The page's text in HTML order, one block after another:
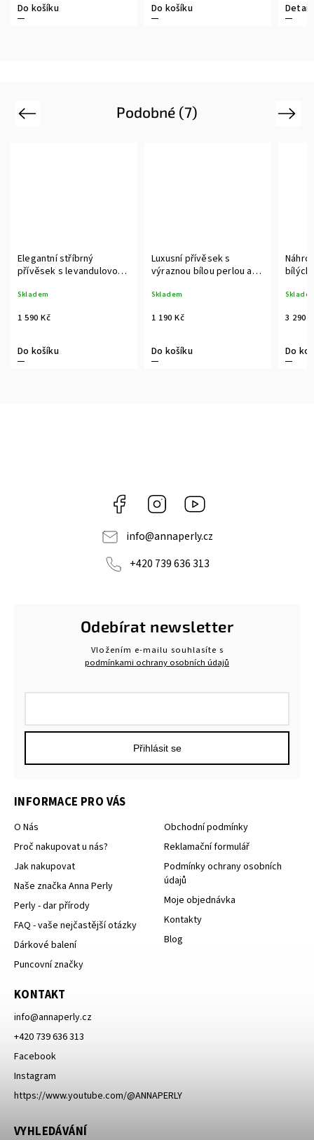
Do košíku Do košíku Detail
Podobné (7)
Previous
Elegantní stříbrný
přívěsek s levandulovou
se zdobným prvkem a
Skladem
1 590 Kč
Do košíku
Luxusní přívěsek s
výraznou bílou perlou a
Skladem
1 190 Kč
Do košíku
bílých
3 290
Do
Next
Facebook Instagram
info@annaperly.cz
+420 739 636 313
INFORMACE PRO VÁS
O Nás
Proč nakupovat u nás?
Jak nakupovat
Naše značka Anna Perly
Perly - dar přírody
FAQ - vaše nejčastější otázky
Dárkové balení
Puncovní značky
Obchodní podmínky
Reklamační formulář
Podmínky ochrany osobních
údajů
Moje objednávka
Kontakty
Blog
KONTAKT
info@annaperly.cz
+420 739 636 313
Facebook
Instagram
https://www.youtube.com/@ANNAPERLY
Odebírat newsletter
Vložením e-mailu souhlasíte s
podmínkami ochrany osobních údajů
Přihlásit se
VYHLEDÁVÁNÍ